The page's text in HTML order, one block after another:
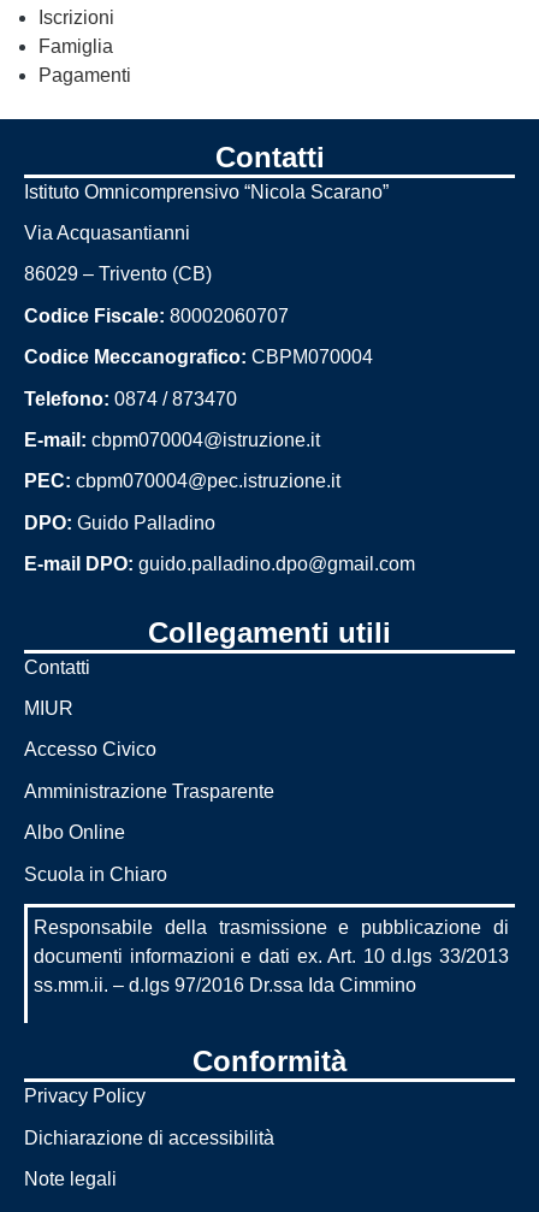
Iscrizioni
Famiglia
Pagamenti
Contatti
Istituto Omnicomprensivo “Nicola Scarano”
Via Acquasantianni
86029 – Trivento (CB)
Codice Fiscale: 80002060707
Codice Meccanografico: CBPM070004
Telefono: 0874 / 873470
E-mail: cbpm070004@istruzione.it
PEC: cbpm070004@pec.istruzione.it
DPO: Guido Palladino
E-mail DPO: guido.palladino.dpo@gmail.com
Collegamenti utili
Contatti
MIUR
Accesso Civico
Amministrazione Trasparente
Albo Online
Scuola in Chiaro
Responsabile della trasmissione e pubblicazione di
documenti informazioni e dati ex. Art. 10 d.lgs 33/2013
ss.mm.ii. – d.lgs 97/2016 Dr.ssa Ida Cimmino
Conformità
Privacy Policy
Dichiarazione di accessibilità
Note legali